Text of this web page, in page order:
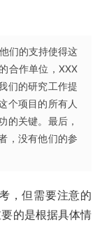
们的支持使得这
合作单位，XXX
们的研究工作提
个项目的所有人
的关键。最后，
，没有他们的参
，但需要注意的
的是根据具体情